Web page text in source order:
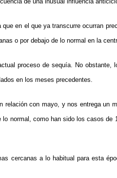
en el que ya transcurre ocurran
o por debajo de lo normal en la
proceso de sequía. No obstante,
en los meses precedentes.
relación con mayo, y nos entrega un
normal, como han sido los casos de
cercanas a lo habitual para esta